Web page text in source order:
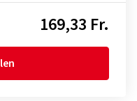
169,33 Fr.